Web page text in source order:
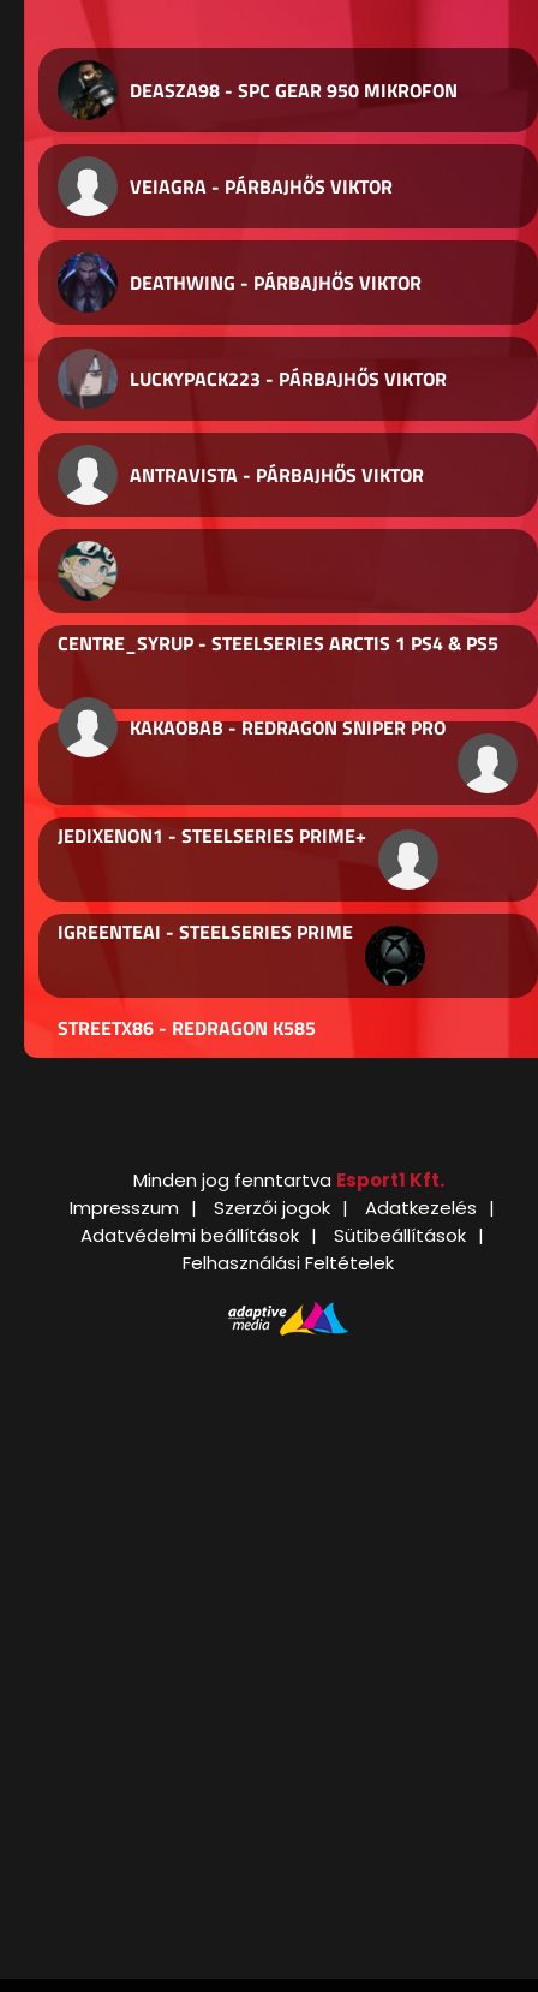
DEASZA98 - SPC GEAR 950 MIKROFON
VEIAGRA - PÁRBAJHŐS VIKTOR
DEATHWING - PÁRBAJHŐS VIKTOR
LUCKYPACK223 - PÁRBAJHŐS VIKTOR
ANTRAVISTA - PÁRBAJHŐS VIKTOR
CENTRE_SYRUP - STEELSERIES ARCTIS 1 PS4 & PS5
KAKAOBAB - REDRAGON SNIPER PRO
JEDIXENON1 - STEELSERIES PRIME+
IGREENTEAI - STEELSERIES PRIME
STREETX86 - REDRAGON K585
Minden jog fenntartva Esport1 Kft.
Impresszum
Szerzői jogok
Adatkezelés
Adatvédelmi beállítások
Sütibeállítások
Felhasználási Feltételek